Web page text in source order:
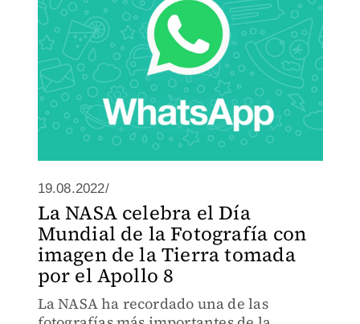
19.08.2022/
La NASA celebra el Día
Mundial de la Fotografía con
imagen de la Tierra tomada
por el Apollo 8
La NASA ha recordado una de las